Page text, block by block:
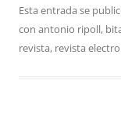
Esta entrada se
con antonio ripoll,
revista, revista